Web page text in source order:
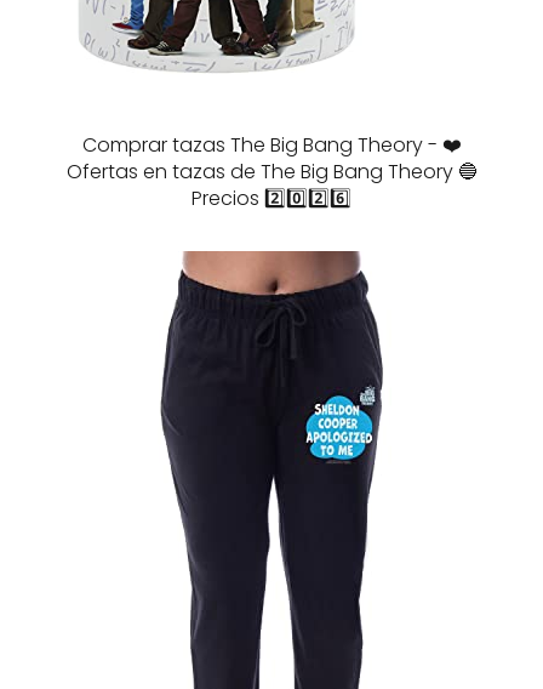
Comprar tazas The Big Bang Theory - ❤️
Ofertas en tazas de The Big Bang Theory 🔵
Precios 2️⃣0️⃣2️⃣6️⃣